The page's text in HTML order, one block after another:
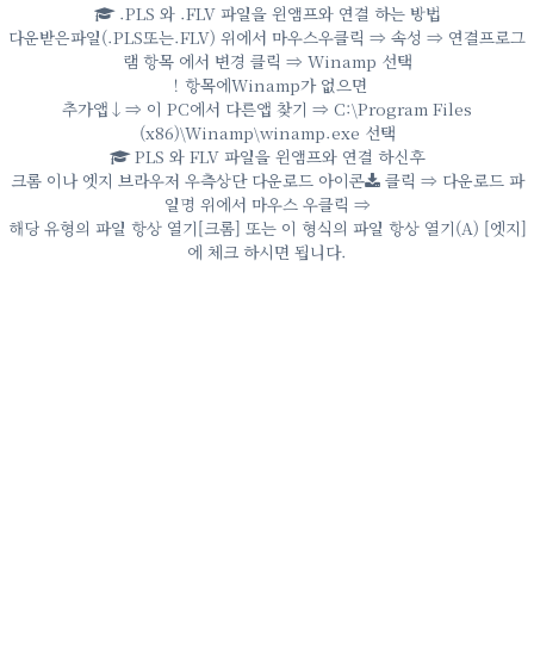
.PLS 와 .FLV 파일을 윈앰프와 연결 하는 방법
다운받은파일(.PLS또는.FLV) 위에서 마우스우클릭 ⇒ 속성 ⇒ 연결프로그
램 항목 에서 변경 클릭 ⇒ Winamp 선택
！항목에Winamp가 없으면
추가앱↓⇒ 이 PC에서 다른앱 찾기 ⇒ C:\Program Files
(x86)\Winamp\winamp.exe 선택
PLS 와 FLV 파일을 윈앰프와 연결 하신후
크롬 이나 엣지 브라우저 우측상단 다운로드 아이콘
클릭 ⇒ 다운로드 파
일명 위에서 마우스 우클릭 ⇒
해당 유형의 파일 항상 열기[크롬] 또는 이 형식의 파일 항상 열기(A) [엣지]
에 체크 하시면 됩니다.